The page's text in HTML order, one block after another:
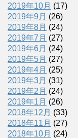
2019年10月 (17)
2019年9月 (26)
2019年8月 (24)
2019年7月 (27)
2019年6月 (24)
2019年5月 (27)
2019年4月 (25)
2019年3月 (31)
2019年2月 (24)
2019年1月 (26)
2018年12月 (33)
2018年11月 (27)
2018年10月 (24)